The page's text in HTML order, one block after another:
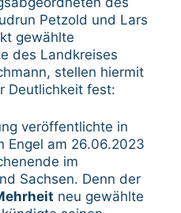
Petzold und Lars
gewählte
des Landkreises
stellen hiermit
Deutlichkeit fest:
veröffentlichte in
Engel am 26.06.2023
im
Sachsen. Denn der
neu gewählte